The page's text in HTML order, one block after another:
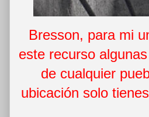
Bresson, para mi
este recurso
de cualquier
ubicación solo